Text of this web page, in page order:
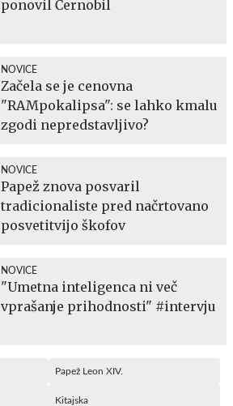
ponovil Černobil
NOVICE
Začela se je cenovna
"RAMpokalipsa": se lahko kmalu
zgodi nepredstavljivo?
NOVICE
Papež znova posvaril
tradicionaliste pred načrtovano
posvetitvijo škofov
NOVICE
"Umetna inteligenca ni več
vprašanje prihodnosti" #intervju
Papež Leon XIV.
Kitajska